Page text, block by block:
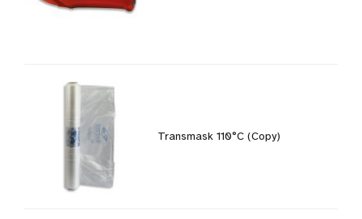
Transmask 110°C (Copy)